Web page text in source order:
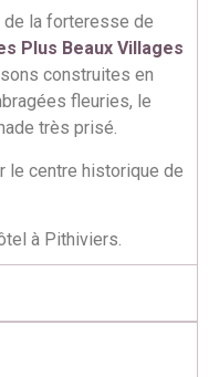
la forteresse de
Plus Beaux Villages
construites en
fleuries, le
très prisé.
le centre historique de
à Pithiviers.